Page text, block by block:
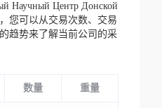
Научный Центр Донской
您可以从交易次数、交易
趋势来了解当前公司的采
数量 重量